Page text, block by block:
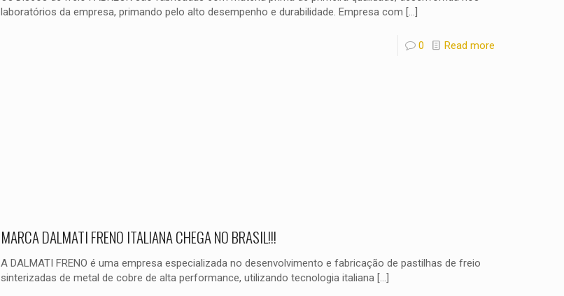
laboratórios da empresa, primando pelo alto desempenho e durabilidade. Empresa com […]
0 Read more
MARCA DALMATI FRENO ITALIANA CHEGA NO BRASIL!!!
A DALMATI FRENO é uma empresa especializada no desenvolvimento e fabricação de pastilhas de freio
sinterizadas de metal de cobre de alta performance, utilizando tecnologia italiana […]